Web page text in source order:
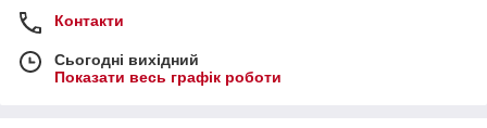
Контакти
Сьогодні вихідний
Показати весь графік роботи